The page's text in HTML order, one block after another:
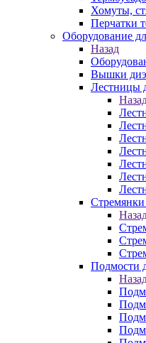
Хомуты,
Перчатки
Оборудование
Назад
Вышки
Лестницы
Стремянки
Подмости